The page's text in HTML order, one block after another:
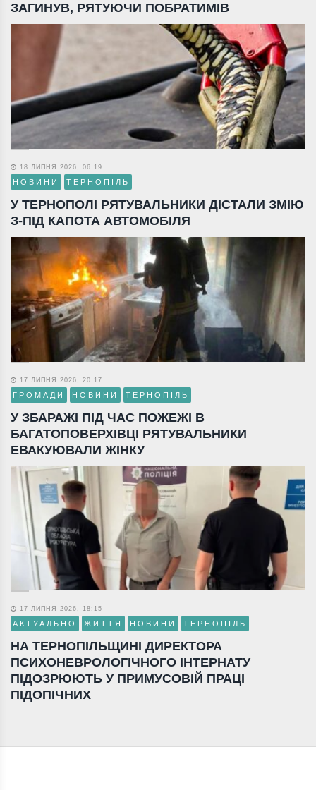
ЗАГИНУВ, РЯТУЮЧИ ПОБРАТИМІВ
18 ЛИПНЯ 2026, 06:19
НОВИНИ ТЕРНОПІЛЬ
У ТЕРНОПОЛІ РЯТУВАЛЬНИКИ ДІСТАЛИ ЗМІЮ
З-ПІД КАПОТА АВТОМОБІЛЯ
17 ЛИПНЯ 2026, 20:17
ГРОМАДИ НОВИНИ ТЕРНОПІЛЬ
У ЗБАРАЖІ ПІД ЧАС ПОЖЕЖІ В
БАГАТОПОВЕРХІВЦІ РЯТУВАЛЬНИКИ
ЕВАКУЮВАЛИ ЖІНКУ
17 ЛИПНЯ 2026, 18:15
АКТУАЛЬНО ЖИТТЯ НОВИНИ ТЕРНОПІЛЬ
НА ТЕРНОПІЛЬЩИНІ ДИРЕКТОРА
ПСИХОНЕВРОЛОГІЧНОГО ІНТЕРНАТУ
ПІДОЗРЮЮТЬ У ПРИМУСОВІЙ ПРАЦІ
ПІДОПІЧНИХ